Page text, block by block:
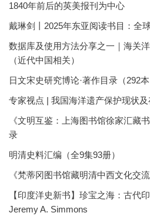
1840年前后的英美报刊为中心
戴琳剑丨2025年东亚阅读书目：全
数据库及使用方法分享之一｜海关
（近代中国相关）
日文宋史研究博论·著作目录（292本
专家视点 | 我国海洋遗产保护现状
《文明互鉴：上海图书馆徐家汇藏
录
明清史料汇编（全9集93册）
《梵蒂冈图书馆藏明清中西文化交
【印度洋史新书】珍宝之海：古代
Jeremy A. Simmons